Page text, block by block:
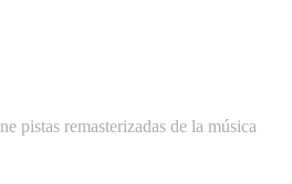
pistas remasterizadas de la música